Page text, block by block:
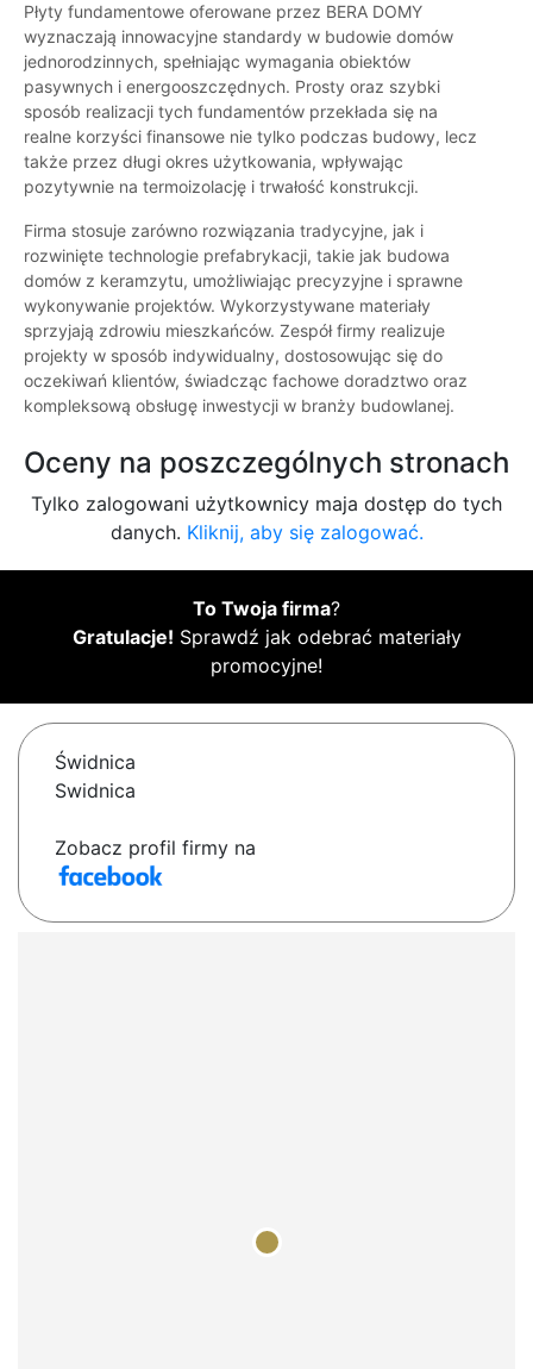
Płyty fundamentowe oferowane przez BERA DOMY
wyznaczają innowacyjne standardy w budowie domów
jednorodzinnych, spełniając wymagania obiektów
pasywnych i energooszczędnych. Prosty oraz szybki
sposób realizacji tych fundamentów przekłada się na
realne korzyści finansowe nie tylko podczas budowy, lecz
także przez długi okres użytkowania, wpływając
pozytywnie na termoizolację i trwałość konstrukcji.
Firma stosuje zarówno rozwiązania tradycyjne, jak i
rozwinięte technologie prefabrykacji, takie jak budowa
domów z keramzytu, umożliwiając precyzyjne i sprawne
wykonywanie projektów. Wykorzystywane materiały
sprzyjają zdrowiu mieszkańców. Zespół firmy realizuje
projekty w sposób indywidualny, dostosowując się do
oczekiwań klientów, świadcząc fachowe doradztwo oraz
kompleksową obsługę inwestycji w branży budowlanej.
Oceny na poszczególnych stronach
Tylko zalogowani użytkownicy maja dostęp do tych
danych. Kliknij, aby się zalogować.
To Twoja firma?
Gratulacje! Sprawdź jak odebrać materiały
promocyjne!
Świdnica
Swidnica
Zobacz profil firmy na